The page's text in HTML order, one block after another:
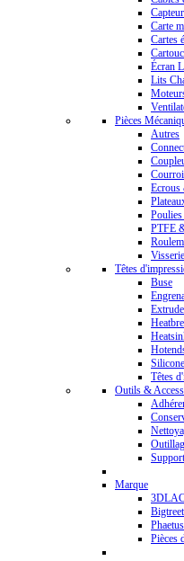
Carte
Cartes
Écran
Lits
Pièces
Autres
Ecrous
PTFE
Têtes
Buse
Têtes
Outils &
Marque
Phaetus
Pièces